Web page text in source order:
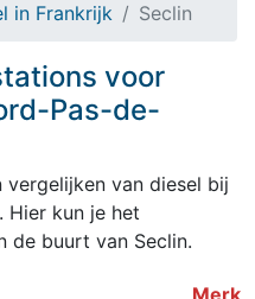
in Frankrijk Seclin
voor
Pas-de-
van diesel bij
kun je het
de buurt van Seclin.
Merk